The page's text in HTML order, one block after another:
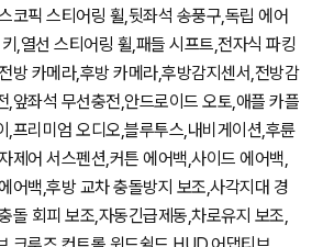
코픽 스티어링 휠,뒷좌석 송풍구,독립 에어
,열선 스티어링 휠,패들 시프트,전자식 파킹
방 카메라,후방 카메라,후방감지센서,전방감
,앞좌석 무선충전,안드로이드 오토,애플 카플
,프리미엄 오디오,블루투스,내비게이션,후륜
제어 서스펜션,커튼 에어백,사이드 에어백,
어백,후방 교차 충돌방지 보조,사각지대 경
돌 회피 보조,자동긴급제동,차로유지 보조,